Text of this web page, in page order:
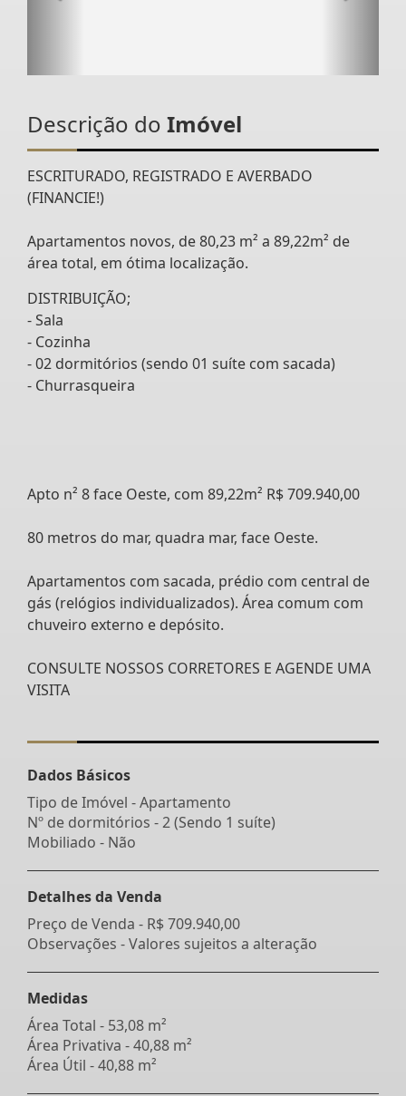
Descrição do Imóvel
ESCRITURADO, REGISTRADO E AVERBADO
(FINANCIE!)
Apartamentos novos, de 80,23 m² a 89,22m² de
área total, em ótima localização.
DISTRIBUIÇÃO;
- Sala
- Cozinha
- 02 dormitórios (sendo 01 suíte com sacada)
- Churrasqueira
Apto n² 8 face Oeste, com 89,22m² R$ 709.940,00
80 metros do mar, quadra mar, face Oeste.
Apartamentos com sacada, prédio com central de
gás (relógios individualizados). Área comum com
chuveiro externo e depósito.
CONSULTE NOSSOS CORRETORES E AGENDE UMA
VISITA
Dados Básicos
Tipo de Imóvel - Apartamento
Nº de dormitórios - 2 (Sendo 1 suíte)
Mobiliado - Não
Detalhes da Venda
Preço de Venda - R$ 709.940,00
Observações - Valores sujeitos a alteração
Medidas
Área Total - 53,08 m²
Área Privativa - 40,88 m²
Área Útil - 40,88 m²